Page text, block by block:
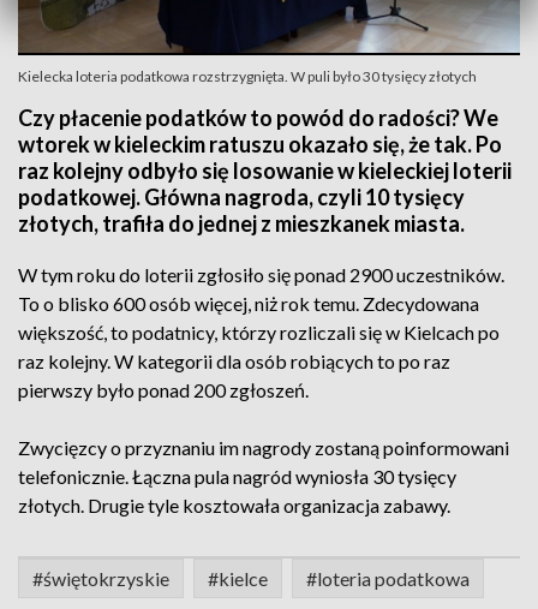
Kielecka loteria podatkowa rozstrzygnięta. W puli było 30 tysięcy złotych
Czy płacenie podatków to powód do radości? We
wtorek w kieleckim ratuszu okazało się, że tak. Po
raz kolejny odbyło się losowanie w kieleckiej loterii
podatkowej. Główna nagroda, czyli 10 tysięcy
złotych, trafiła do jednej z mieszkanek miasta.
W tym roku do loterii zgłosiło się ponad 2900 uczestników.
To o blisko 600 osób więcej, niż rok temu. Zdecydowana
większość, to podatnicy, którzy rozliczali się w Kielcach po
raz kolejny. W kategorii dla osób robiących to po raz
pierwszy było ponad 200 zgłoszeń.
Zwycięzcy o przyznaniu im nagrody zostaną poinformowani
telefonicznie. Łączna pula nagród wyniosła 30 tysięcy
złotych. Drugie tyle kosztowała organizacja zabawy.
#świętokrzyskie #kielce #loteria podatkowa